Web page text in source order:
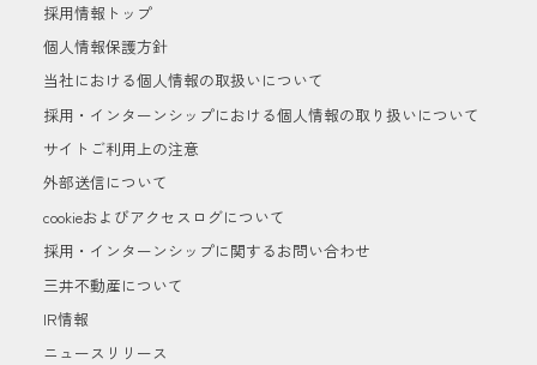
採用情報トップ
個人情報保護方針
当社における個人情報の取扱いについて
採用・インターンシップにおける個人情報の取り扱いについて
サイトご利用上の注意
外部送信について
cookieおよびアクセスログについて
採用・インターンシップに関するお問い合わせ
三井不動産について
IR情報
ニュースリリース